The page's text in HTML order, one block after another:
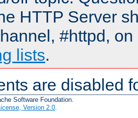
HTTP Server
#httpd,
lists.
are disabled
Software Foundation.
Version 2.0.